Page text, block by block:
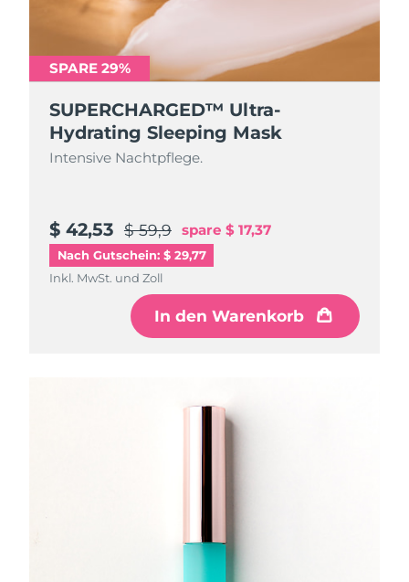
SPARE 29%
SUPERCHARGED™ Ultra-
Hydrating Sleeping Mask
Intensive Nachtpflege.
$ 42,53 $ 59,9 spare $ 17,37
Nach Gutschein: $ 29,77
Inkl. MwSt. und Zoll
In den Warenkorb